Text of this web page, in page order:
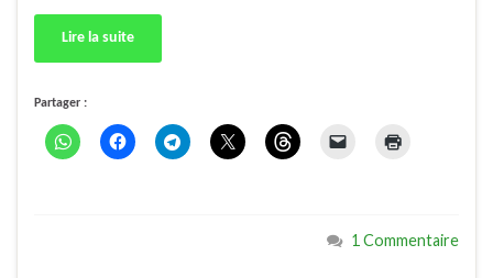
Lire la suite
Partager :
1 Commentaire